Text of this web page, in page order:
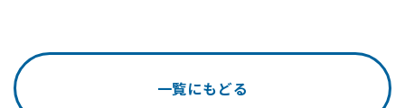
一覧にもどる